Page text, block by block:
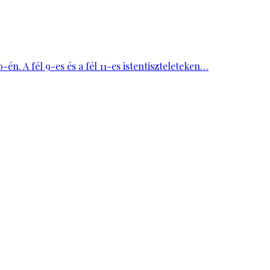
A fél 9-es és a fél 11-es istentiszteleteken…